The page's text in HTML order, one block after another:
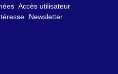
Accès utilisateur
Newsletter